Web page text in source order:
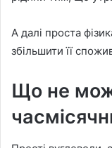
А далі проста
збільшити її
Що не